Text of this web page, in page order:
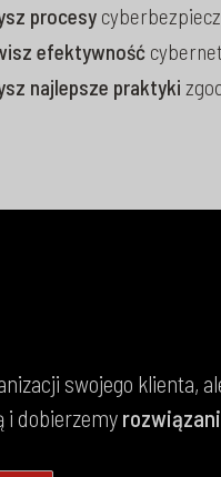
procesy
efektywność
najlepsze praktyki
swojego klienta,
i dobierzemy